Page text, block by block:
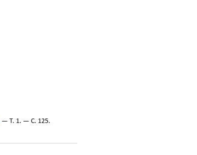
— Т. 1. — С. 125.